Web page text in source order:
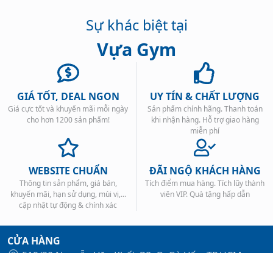
Sự khác biệt tại
Vựa Gym
GIÁ TỐT, DEAL NGON
Giá cực tốt và khuyến mãi mỗi ngày
cho hơn 1200 sản phẩm!
UY TÍN & CHẤT LƯỢNG
Sản phẩm chính hãng. Thanh toán
khi nhận hàng. Hỗ trợ giao hàng
miễn phí
WEBSITE CHUẨN
Thông tin sản phẩm, giá bán,
khuyến mãi, hạn sử dụng, mùi vị,...
cập nhật tự động & chính xác
ĐÃI NGỘ KHÁCH HÀNG
Tích điểm mua hàng. Tích lũy thành
viên VIP. Quà tặng hấp dẫn
CỬA HÀNG